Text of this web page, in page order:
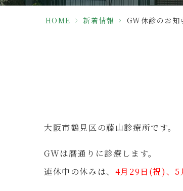
HOME > 新着情報 > GW休診のお知
大阪市鶴見区の藤山診療所です。
GWは暦通りに診療します。
連休中の休みは、 4月29日(祝)、